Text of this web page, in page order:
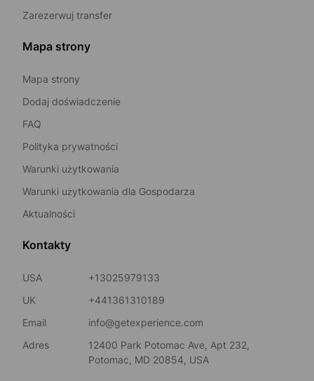
Zarezerwuj transfer
Mapa strony
Mapa strony
Dodaj doświadczenie
FAQ
Polityka prywatności
Warunki użytkowania
Warunki użytkowania dla Gospodarza
Aktualności
Kontakty
USA
+13025979133
UK
+441361310189
Email
info@getexperience.com
Adres
12400 Park Potomac Ave, Apt 232,
Potomac, MD 20854, USA